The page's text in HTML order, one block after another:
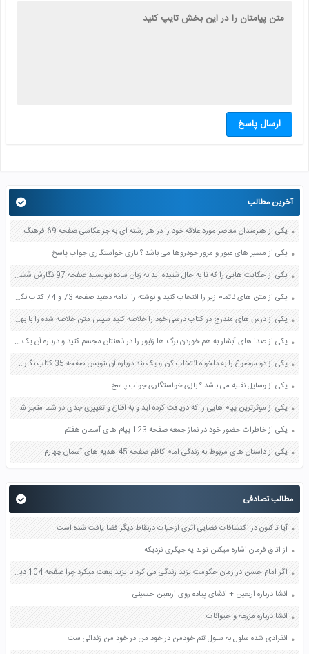
ارسال پاسخ
آخرین مطالب
یکی از هنرمندان معاصر مورد علاقه خود را در هر رشته ای به جز عکاسی صفحه 69 فرهنگ و هنر نهم
یکی از مسیر های عبور و مرور خودروها می باشد ؟ بازی خواستگاری جواب پاسخ
یکی از حکایت هایی را که تا به حال شنیده اید به زبان ساده بنویسید صفحه 97 نگارش ششم دبستان
یکی از متن های ناتمام زیر را انتخاب کنید و نوشته را ادامه دهید صفحه 73 و 74 کتاب نگارش فارسی پنجم دبستان
یکی از درس های مندرج در کتاب درسی خود را خلاصه کنید سپس متن خلاصه شده را با بهره گیری از روش های دسته بندی نمودار جدول نقشه مفهومی نشان دهید صفحه 118 نگارش یازدهم
یکی از صدا های آبشار به هم خوردن برگ ها زنبور را در ذهنتان مجسم کنید و درباره آن یک بند بنویسید صفحه 11 نگارش پنجم
یکی از دو موضوع را به دلخواه انتخاب کن و یک بند درباره آن بنویس صفحه 35 کتاب نگارش فارسی سوم
یکی از وسایل نقلیه می باشد ؟ بازی خواستگاری جواب پاسخ
یکی از موثرترین پیام هایی را که دریافت کرده اید و به اقناع و تغییری جدی در شما منجر شده است برسی کنید و علت این تاثیر گذاری قابل توجه را بنویسید صفحه 52 تفکر و سواد رسانه ای دهم
یکی از خاطرات حضور خود در نماز جمعه صفحه 123 پیام های آسمان هفتم
یکی از داستان های مربوط به زندگی امام کاظم صفحه 45 هدیه های آسمان چهارم
مطالب تصادفی
آیا تاکنون در اکتشافات فضایی اثری ازحیات درنقاط دیگر فضا یافت شده است
از اتاق فرمان اشاره میکنن تولد یه جیگری نزدیکه
اگر امام حسن در زمان حکومت یزید زندگی می کرد با یزید بیعت میکرد چرا صفحه 104 دین و زندگی یازدهم
انشا درباره اربعین + انشای پیاده روی اربعین حسینی
انشا درباره مزرعه و حیوانات
انفرادی شده سلول به سلول تنم خودمن در خود من در خود من زندانی ست